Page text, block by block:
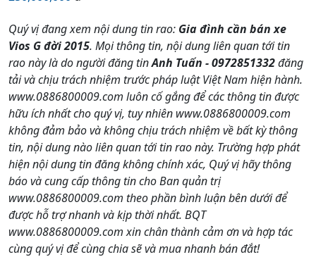
Quý vị đang xem nội dung tin rao: Gia đình cần bán xe
Vios G đời 2015. Mọi thông tin, nội dung liên quan tới tin
rao này là do người đăng tinAnh Tuấn - 0972851332đăng
tải và chịu trách nhiệm trước pháp luật Việt Nam hiện hành.
www.0886800009.com luôn cố gắng để các thông tin được
hữu ích nhất cho quý vị, tuy nhiên www.0886800009.com
không đảm bảo và không chịu trách nhiệm về bất kỳ thông
tin, nội dung nào liên quan tới tin rao này. Trường hợp phát
hiện nội dung tin đăng không chính xác, Quý vị hãy thông
báo và cung cấp thông tin cho Ban quản trị
www.0886800009.com theo phần bình luận bên dưới để
được hỗ trợ nhanh và kịp thời nhất. BQT
www.0886800009.com xin chân thành cảm ơn và hợp tác
cùng quý vị để cùng chia sẽ và mua nhanh bán đắt!